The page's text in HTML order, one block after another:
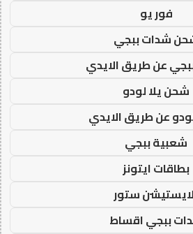
فور يو
شدات ببجي
عن طريق الايدي
شحن يلا لودو
عن طريق الايدي
شعبية ببجي
بطاقات ايتونز
ستور
ببجي اقساط